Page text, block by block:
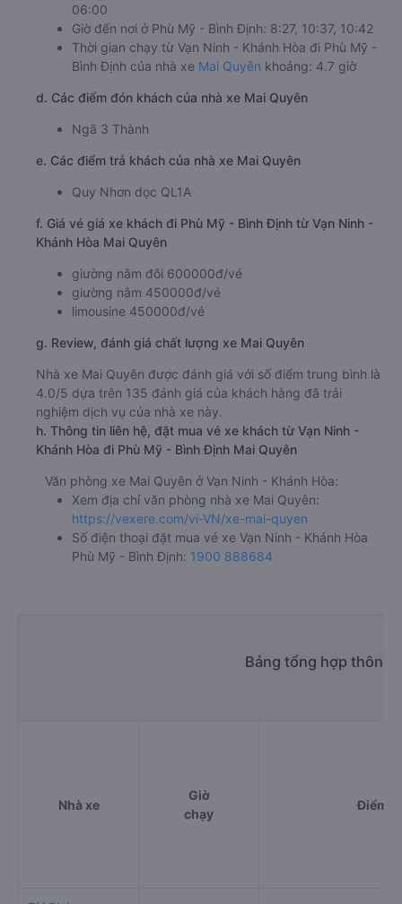
06:00
Giờ đến nơi ở Phù Mỹ - Bình Định: 8:27, 10:37, 10:42
Thời gian chạy từ Vạn Ninh - Khánh Hòa đi Phù Mỹ -
Bình Định của nhà xe Mai Quyên khoảng: 4.7 giờ
d. Các điểm đón khách của nhà xe Mai Quyên
Ngã 3 Thành
e. Các điểm trả khách của nhà xe Mai Quyên
Quy Nhơn dọc QL1A
f. Giá vé giá xe khách đi Phù Mỹ - Bình Định từ Vạn Ninh -
Khánh Hòa Mai Quyên
giường nằm đôi 600000đ/vé
giường nằm 450000đ/vé
limousine 450000đ/vé
g. Review, đánh giá chất lượng xe Mai Quyên
Nhà xe Mai Quyên được đánh giá với số điểm trung bình là
4.0/5 dựa trên 135 đánh giá của khách hàng đã trải
nghiệm dịch vụ của nhà xe này.
h. Thông tin liên hệ, đặt mua vé xe khách từ Vạn Ninh -
Khánh Hòa đi Phù Mỹ - Bình Định Mai Quyên
Văn phòng xe Mai Quyên ở Vạn Ninh - Khánh Hòa:
Xem địa chỉ văn phòng nhà xe Mai Quyên:
https://vexere.com/vi-VN/xe-mai-quyen
Số điện thoại đặt mua vé xe Vạn Ninh - Khánh Hòa
Phù Mỹ - Bình Định: 1900 888684
Bảng tổng hợp thông
Nhà xe
Giờ
chạy
Điểm đi